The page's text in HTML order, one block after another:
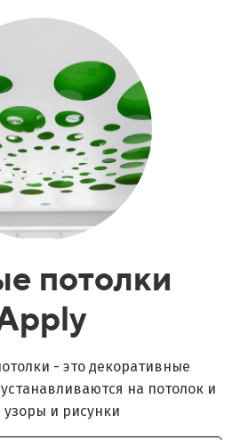
потолки
- это декоративные
на потолок и
и рисунки